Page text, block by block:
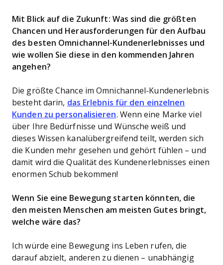
Mit Blick auf die Zukunft: Was sind die größten
Chancen und Herausforderungen für den Aufbau
des besten Omnichannel-Kundenerlebnisses und
wie wollen Sie diese in den kommenden Jahren
angehen?
Die größte Chance im Omnichannel-Kundenerlebnis
besteht darin, das Erlebnis für den einzelnen
Kunden zu personalisieren. Wenn eine Marke viel
über Ihre Bedürfnisse und Wünsche weiß und
dieses Wissen kanalübergreifend teilt, werden sich
die Kunden mehr gesehen und gehört fühlen – und
damit wird die Qualität des Kundenerlebnisses einen
enormen Schub bekommen!
Wenn Sie eine Bewegung starten könnten, die
den meisten Menschen am meisten Gutes bringt,
welche wäre das?
Ich würde eine Bewegung ins Leben rufen, die
darauf abzielt, anderen zu dienen – unabhängig